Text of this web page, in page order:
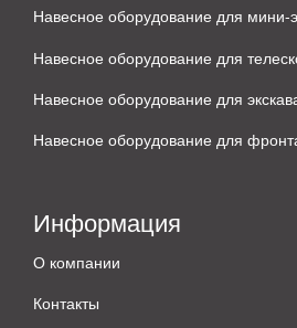
Навесное оборудование для мини-
Навесное оборудование для
Навесное оборудование для
Навесное оборудование для
Информация
О компании
Контакты